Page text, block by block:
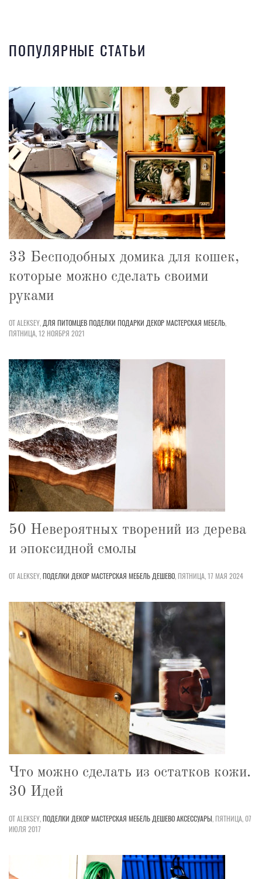
ПОПУЛЯРНЫЕ СТАТЬИ
33 Бесподобных домика для кошек,
которые можно сделать своими
руками
ОТ ALEKSEY, ДЛЯ ПИТОМЦЕВПОДЕЛКИ ПОДАРКИ ДЕКОРМАСТЕРСКАЯ МЕБЕЛЬ,
ПЯТНИЦА, 12 НОЯБРЯ 2021
50 Невероятных творений из дерева
и эпоксидной смолы
ОТ ALEKSEY,ПОДЕЛКИ ДЕКОРМАСТЕРСКАЯ МЕБЕЛЬ ДЕШЕВО,ПЯТНИЦА, 17 МАЯ 2024
Что можно сделать из остатков кожи.
30 Идей
ОТ ALEKSEY,ПОДЕЛКИ ДЕКОРМАСТЕРСКАЯ МЕБЕЛЬ ДЕШЕВОАКСЕССУАРЫ,ПЯТНИЦА, 07
ИЮЛЯ 2017